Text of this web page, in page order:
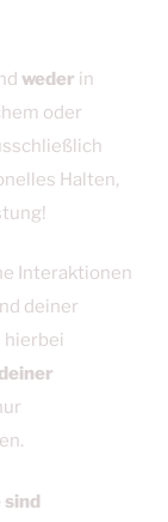
weder in
oder
Halten,
Interaktionen
deiner
hierbei
sind